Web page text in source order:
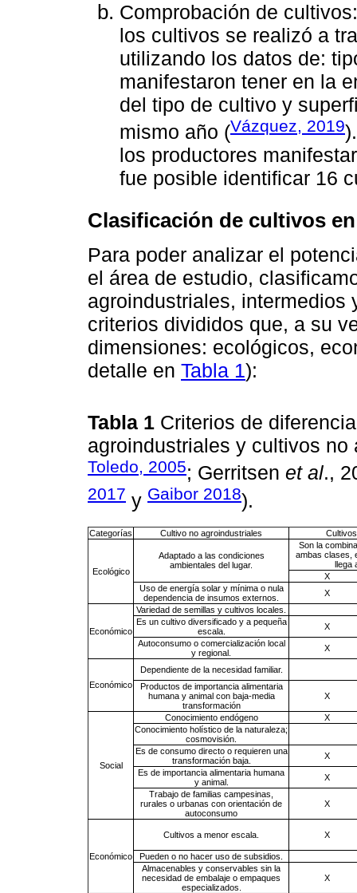
Comprobación de
los cultivos se realizó a
utilizando los datos de:
manifestaron tener en la
del tipo de cultivo y
mismo año (Vázquez, 2019
los productores
fue posible identificar 16
Clasificación de cultivos
Para poder analizar el
el área de estudio,
agroindustriales, intermedios
criterios divididos que, a su
dimensiones: ecológicos,
detalle en Tabla 1):
Tabla 1 Criterios de
agroindustriales y cultivos
Toledo, 2005; Gerritsen et al.,
2017 y Gaibor 2018).
Categorías Cultivo no agroindustriales
Ecológico
Adaptado a las condiciones
ambientales del lugar.
Son la
ambas clases,
llega
X
Uso de energía solar y mínima o nula
dependencia de insumos externos.
X
Económico
Variedad de semillas y cultivos locales.
Es un cultivo diversificado y a pequeña
escala.
X
Autoconsumo o comercialización local
y regional.
X
Económico
Dependiente de la necesidad familiar.
Productos de importancia alimentaria
humana y animal con baja-media
transformación
X
Social
Conocimiento endógeno
X
Conocimiento holístico de la naturaleza;
cosmovisión.
Es de consumo directo o requieren una
transformación baja.
X
Es de importancia alimentaria humana
y animal.
X
Trabajo de familias campesinas,
rurales o urbanas con orientación de
autoconsumo
X
Económico
Cultivos a menor escala. X
Pueden o no hacer uso de subsidios.
Almacenables y conservables sin la
necesidad de embalaje o empaques
especializados.
X